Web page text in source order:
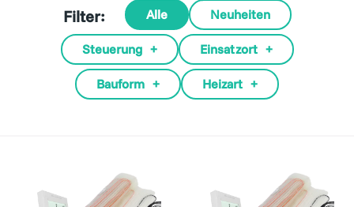
Filter: Alle Neuheiten
Steuerung + Einsatzort +
Bauform + Heizart +